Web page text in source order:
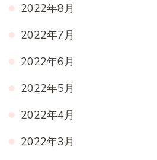
2022年8月
2022年7月
2022年6月
2022年5月
2022年4月
2022年3月